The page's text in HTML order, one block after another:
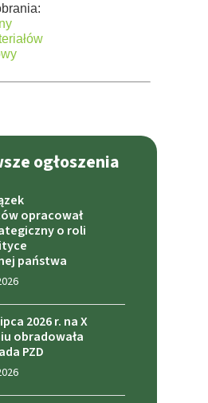
ogłoszenia
opracował
o roli
państwa
2026 r. na X
obradowała
PZD